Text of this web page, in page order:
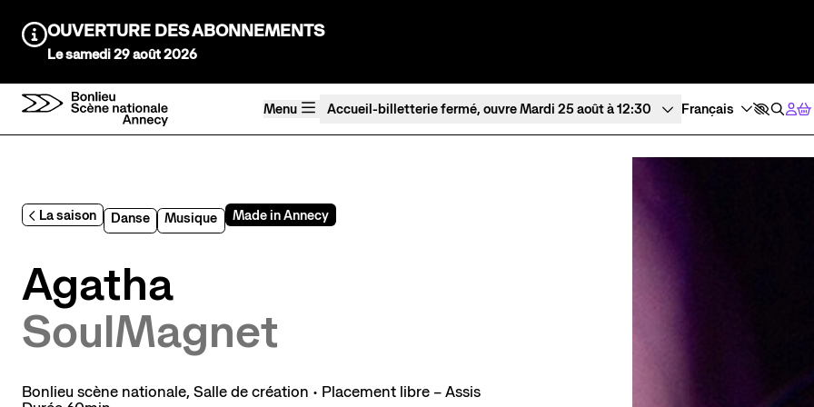
Information :
OUVERTURE DES ABONNEMENTS
Le samedi 29 août 2026
Menu Accueil-billetterie fermé, ouvre Mardi 25 août à 12:30
La saison Danse Musique Made in Annecy
Agatha
SoulMagnet
Bonlieu scène nationale,Salle de création • Placement libre – Assis
Stayin'alive